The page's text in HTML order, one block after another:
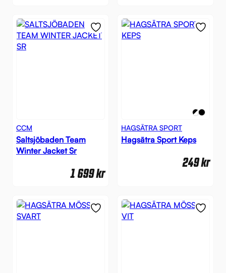
CCM
Saltsjöbaden Team
Winter Jacket Sr
1 699kr
HAGSÄTRA SPORT
Hagsätra Sport Keps
249kr